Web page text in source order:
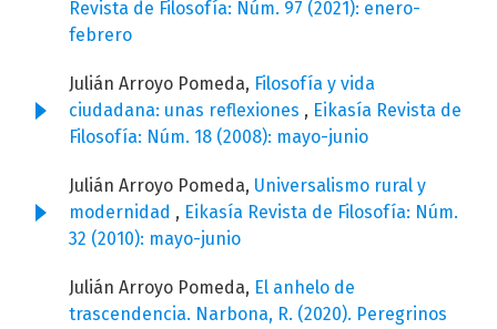
Revista de Filosofía: Núm. 97 (2021): enero-
febrero
Julián Arroyo Pomeda, Filosofía y vida
ciudadana: unas reflexiones , Eikasía Revista de
Filosofía: Núm. 18 (2008): mayo-junio
Julián Arroyo Pomeda, Universalismo rural y
modernidad , Eikasía Revista de Filosofía: Núm.
32 (2010): mayo-junio
Julián Arroyo Pomeda, El anhelo de
trascendencia. Narbona, R. (2020). Peregrinos